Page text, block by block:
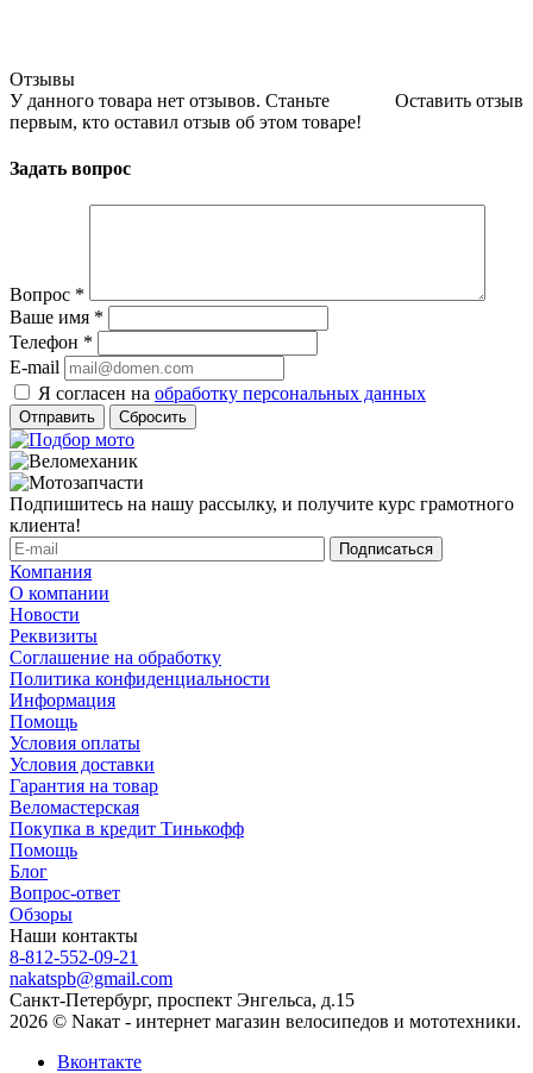
Отзывы
Оставить отзыв
У данного товара нет отзывов. Станьте
первым, кто оставил отзыв об этом товаре!
Задать вопрос
Вопрос *
Ваше имя *
Телефон *
E-mail
Я согласен на обработку персональных данных
Сбросить
Подпишитесь на нашу рассылку, и получите курс грамотного
клиента!
Компания
О компании
Новости
Реквизиты
Соглашение на обработку
Политика конфиденциальности
Информация
Помощь
Условия оплаты
Условия доставки
Гарантия на товар
Веломастерская
Покупка в кредит Тинькофф
Помощь
Блог
Вопрос-ответ
Обзоры
Наши контакты
8-812-552-09-21
nakatspb@gmail.com
Санкт-Петербург, проспект Энгельса, д.15
2026 © Nакат - интернет магазин велосипедов и мототехники.
Вконтакте